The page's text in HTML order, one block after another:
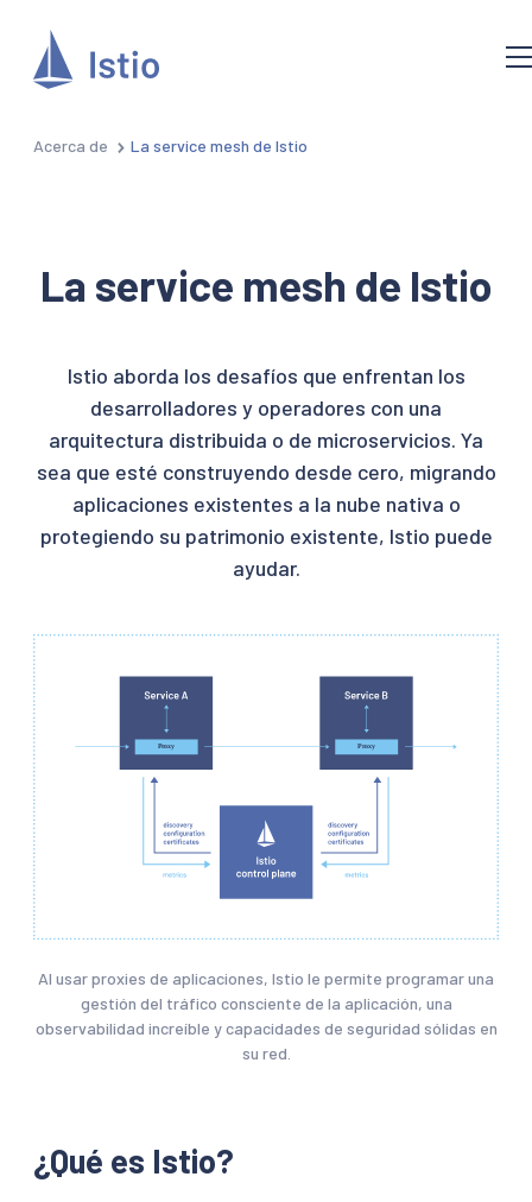
Acerca de La service mesh de Istio
La service mesh de Istio
Istio aborda los desafíos que enfrentan los
desarrolladores y operadores con una
arquitectura distribuida o de microservicios. Ya
sea que esté construyendo desde cero, migrando
aplicaciones existentes a la nube nativa o
protegiendo su patrimonio existente, Istio puede
ayudar.
Al usar proxies de aplicaciones, Istio le permite programar una
gestión del tráfico consciente de la aplicación, una
observabilidad increíble y capacidades de seguridad sólidas en
su red.
¿Qué es Istio?